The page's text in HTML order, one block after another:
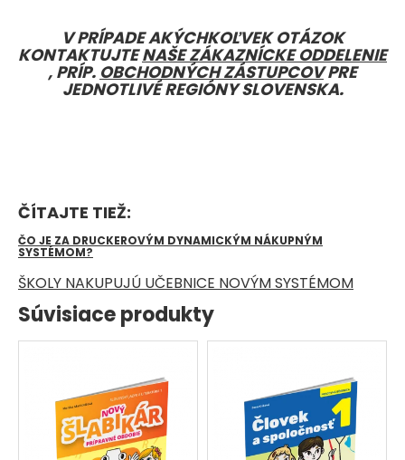
V PRÍPADE AKÝCHKOĽVEK OTÁZOK
KONTAKTUJTENAŠE ZÁKAZNÍCKE ODDELENIE
, PRÍP. OBCHODNÝCH ZÁSTUPCOVPRE
JEDNOTLIVÉ REGIÓNY SLOVENSKA.
ČÍTAJTE TIEŽ:
ČO JE ZA DRUCKEROVÝM DYNAMICKÝM NÁKUPNÝM
SYSTÉMOM?
ŠKOLY NAKUPUJÚ UČEBNICE NOVÝM SYSTÉMOM
Súvisiace produkty